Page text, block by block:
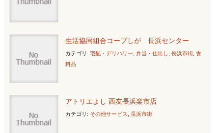
生活協同組合コープしが 長浜センター
カテゴリ: 宅配・デリバリー 弁当・仕出し 長浜市街, 食
料品
アトリエよし 西友長浜楽市店
カテゴリ: その他サービス 長浜市街